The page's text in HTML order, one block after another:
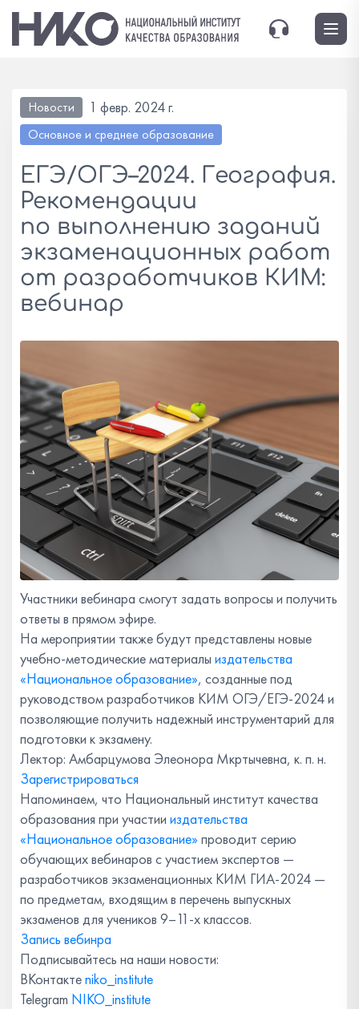
Новости 1 февр. 2024 г.
Основное и среднее образование
ЕГЭ/ОГЭ–2024. География.
Рекомендации
по выполнению заданий
экзаменационных работ
от разработчиков КИМ:
вебинар
Участники вебинара смогут задать вопросы и получить
ответы в прямом эфире.
На мероприятии также будут представлены новые
учебно-методические материалы издательства
«Национальное образование», созданные под
руководством разработчиков КИМ ОГЭ/ЕГЭ-2024 и
позволяющие получить надежный инструментарий для
подготовки к экзамену.
Лектор: Амбарцумова Элеонора Мкртычевна, к. п. н.
Зарегистрироваться
Напоминаем, что Национальный институт качества
образования при участии издательства
«Национальное образование» проводит серию
обучающих вебинаров с участием экспертов ―
разработчиков экзаменационных КИМ ГИА-2024 ―
по предметам, входящим в перечень выпускных
экзаменов для учеников 9–11-х классов.
Запись вебинра
Подписывайтесь на наши новости:
ВКонтактеniko_institute
Telegram NIKO_institute